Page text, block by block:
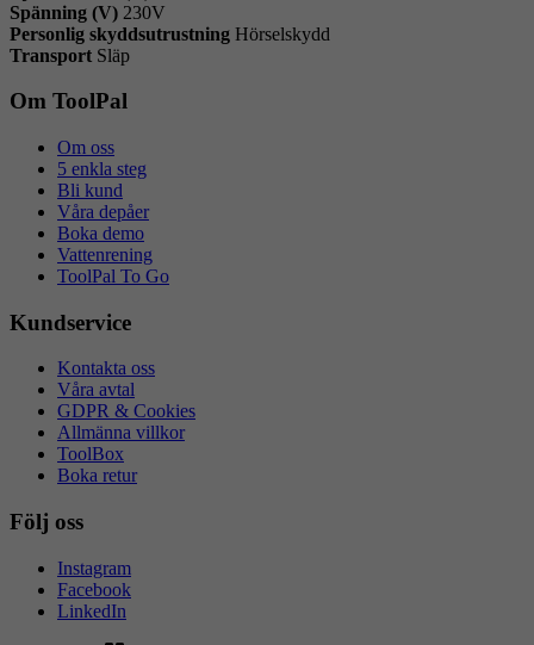
Spänning (V) 230V
Personlig skyddsutrustning Hörselskydd
Transport Släp
Om ToolPal
Om oss
5 enkla steg
Bli kund
Våra depåer
Boka demo
Vattenrening
ToolPal To Go
Kundservice
Kontakta oss
Våra avtal
GDPR & Cookies
Allmänna villkor
ToolBox
Boka retur
Följ oss
Instagram
Facebook
LinkedIn